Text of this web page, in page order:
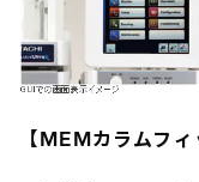
【MEMカラムフ